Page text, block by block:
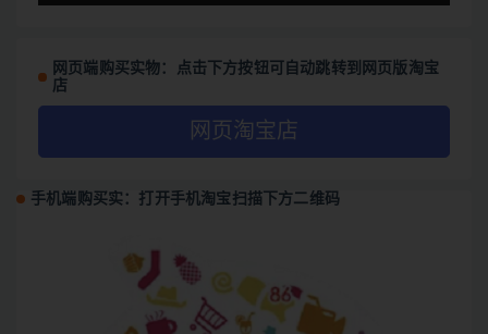
网页端购买实物：点击下方按钮可自动跳转到网页版淘宝
店
网页淘宝店
手机端购买实：打开手机淘宝扫描下方二维码